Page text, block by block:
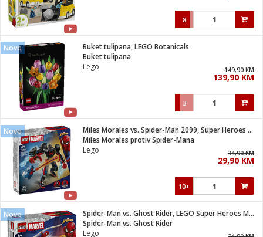
Sušilica
/ Zdravlje
za kosu
brijanje
tuš
8
Novo
Buket tulipana, LEGO Botanicals
Buket tulipana
Lego
149,90 KM
139,90 KM
3
Novo
Miles Morales vs. Spider-Man 2099, Super Heroes Marvel
Miles Morales protiv Spider-Mana
Lego
34,90 KM
29,90 KM
10+
Novo
Spider-Man vs. Ghost Rider, LEGO Super Heroes Marvel
Spider-Man vs. Ghost Rider
Lego